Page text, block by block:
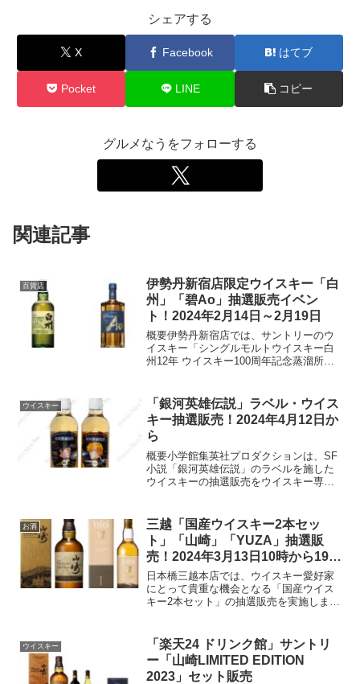
シェアする
X Facebook はてブ
Pocket LINE コピー
グルメなうをフォローする
関連記事
百貨店
伊勢丹新宿店限定ウイスキー「白
州」「碧Ao」抽選販売イベン
ト！2024年2月14日～2月19日
概要伊勢丹新宿店では、サントリーのウ
イスキー「シングルモルトウイスキー白
州12年 ウイスキー100周年記念蒸溜所ラ
セットは、ウイスキー愛好家にとって見
逃せない機会...
ウイスキー
「銀河英雄伝説」ラベル・ウイス
キー抽選販売！2024年4月12日か
ら
概要小学館集英社プロダクションは、SF
小説「銀河英雄伝説」のラベルを施した
ウイスキーの抽選販売をウイスキー専門
す。この販売は、同作品の長い歴史とフ
ァンへの敬...
お酒
三越「国産ウイスキー2本セッ
ト」「山崎」「YUZA」抽選販
売！2024年3月13日10時から19日
19時30分まで
日本橋三越本店では、ウイスキー愛好家
にとって貴重な機会となる「国産ウイス
キー2本セット」の抽選販売を実施しま
LIMITED EDITION 2021」と遊佐蒸溜所
の「...
ウイスキー
「楽天24 ドリンク館」サントリ
ー「山崎LIMITED EDITION
2023」セット販売